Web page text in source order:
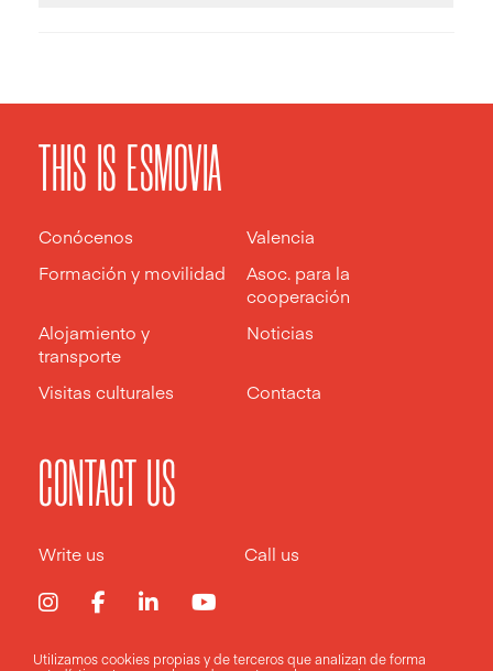
THIS IS ESMOVIA
Conócenos
Valencia
Formación y movilidad
Asoc. para la
cooperación
Alojamiento y
transporte
Noticias
Visitas culturales Contacta
CONTACT US
Write us Call us
Utilizamos cookies propias y de terceros que analizan de forma